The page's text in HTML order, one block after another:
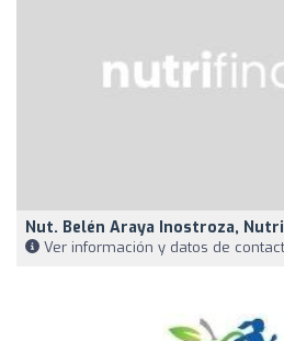
Nut. Belén Araya Inostroza,
Ver información y datos de